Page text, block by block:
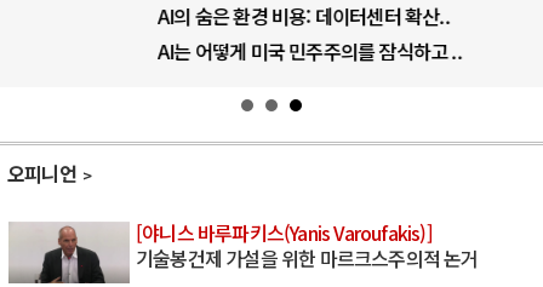
AI의 숨은 환경 비용: 데이터센터 확산..
AI는 어떻게 미국 민주주의를 잠식하고 ..
오피니언
[야니스 바루파키스(Yanis Varoufakis)]
기술봉건제 가설을 위한 마르크스주의적 논거